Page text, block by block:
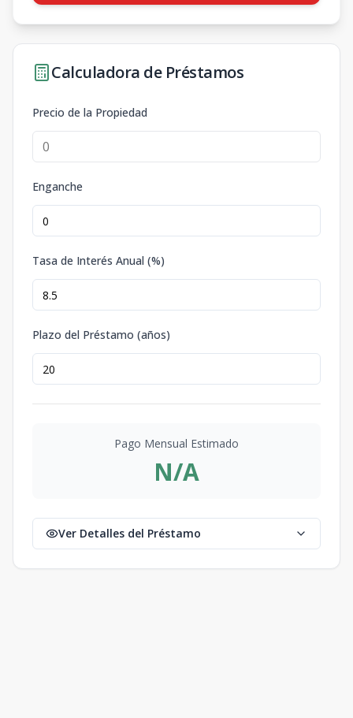
Calculadora de Préstamos
Precio de la Propiedad
Enganche
Tasa de Interés Anual (%)
Plazo del Préstamo (años)
Pago Mensual Estimado
N/A
Ver Detalles del Préstamo